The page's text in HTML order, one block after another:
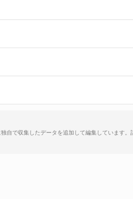
自で収集したデータを追加して編集しています。